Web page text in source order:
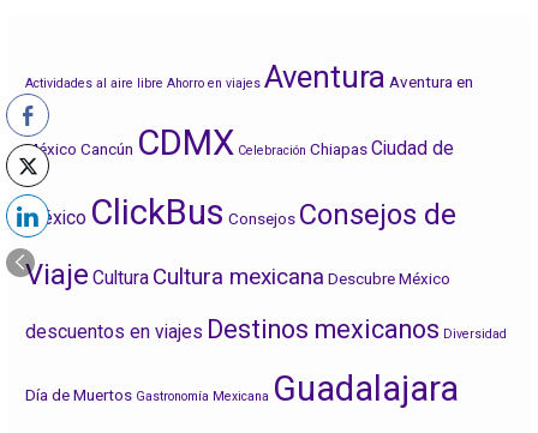
r
a
o
r
T
w
t
e
r
i
d
Actividades al aire libre Ahorro en viajes Aventura Aventura en
México Cancún CDMX Celebración Chiapas Ciudad de
México ClickBus Consejos Consejos de
Viaje Cultura Cultura mexicana Descubre México
descuentos en viajes Destinos mexicanos Diversidad
Día de Muertos Gastronomía Mexicana Guadalajara